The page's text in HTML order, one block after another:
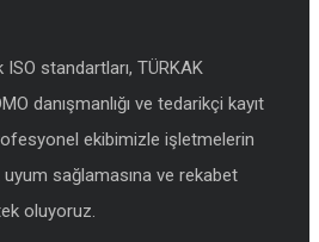
standartları, TÜRKAK
danışmanlığı ve tedarikçi kayıt
ekibimizle işletmelerin
sağlamasına ve rekabet
oluyoruz.